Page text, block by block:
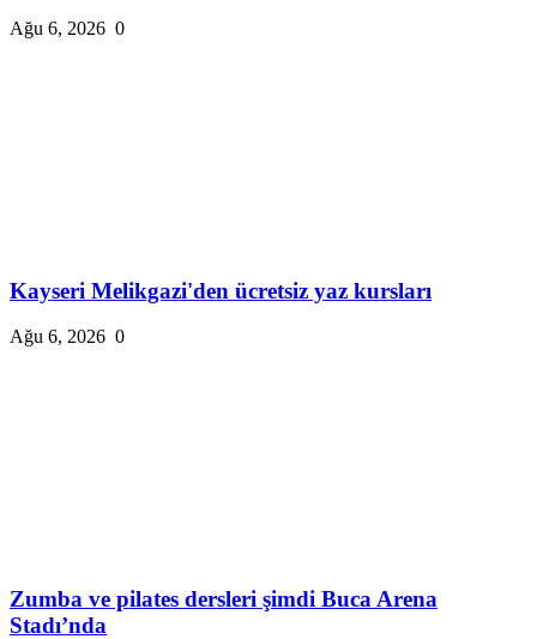
Ağu 6, 2026 0
Kayseri Melikgazi'den ücretsiz yaz kursları
Ağu 6, 2026 0
Zumba ve pilates dersleri şimdi Buca Arena
Stadı’nda